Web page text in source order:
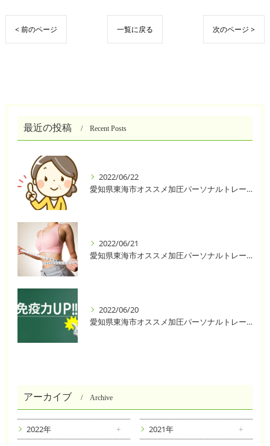
< 前のページ 一覧に戻る 次のページ >
最近の投稿 Recent Posts
2022/06/22
愛知県東海市オススメ加圧パーソナルトレーニングジム One❣️
2022/06/21
愛知県東海市オススメ加圧パーソナルトレーニングジム One❣️
2022/06/20
愛知県東海市オススメ加圧パーソナルトレーニングジム One❣️
アーカイブ Archive
2022年 2021年